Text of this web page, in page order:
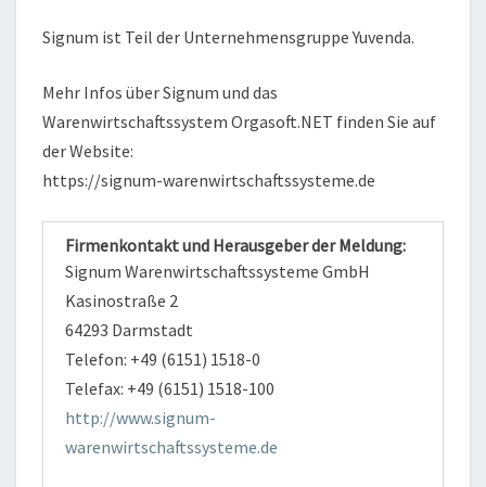
Signum ist Teil der Unternehmensgruppe Yuvenda.
Mehr Infos über Signum und das
Warenwirtschaftssystem Orgasoft.NET finden Sie auf
der Website:
https://signum-warenwirtschaftssysteme.de
Firmenkontakt und Herausgeber der Meldung:
Signum Warenwirtschaftssysteme GmbH
Kasinostraße 2
64293 Darmstadt
Telefon: +49 (6151) 1518-0
Telefax: +49 (6151) 1518-100
http://www.signum-
warenwirtschaftssysteme.de